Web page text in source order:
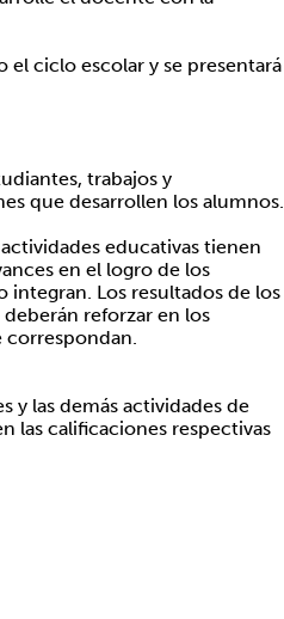
el ciclo escolar y se presentará
trabajos y
que desarrollen los alumnos.
educativas tienen
en el logro de los
integran. Los resultados de los
deberán reforzar en los
correspondan.
y las demás actividades de
las calificaciones respectivas